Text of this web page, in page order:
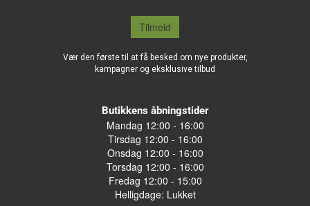
Tilmeld
Vær den første til at få besked om nye produkter,
kampagner og eksklusive tilbud
Butikkens åbningstider
Mandag 12:00 - 16:00
Tirsdag 12:00 - 16:00
Onsdag 12:00 - 16:00
Torsdag 12:00 - 16:00
Fredag 12:00 - 15:00
Helligdage: Lukket